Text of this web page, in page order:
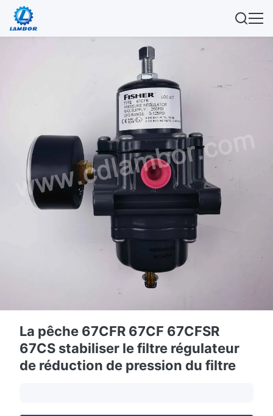
La pêche 67CFR 67CF 67CFSR
67CS stabiliser le filtre régulateur
de réduction de pression du filtre